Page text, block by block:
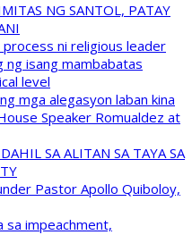
NG SANTOL, PATAY
ni religious leader
ng isang mambabatas
level
mga alegasyon laban kina
Speaker Romualdez at
SA ALITAN SA TAYA SA
Pastor Apollo Quiboloy,
sa impeachment,